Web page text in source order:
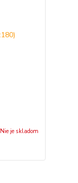
Nie je skladom